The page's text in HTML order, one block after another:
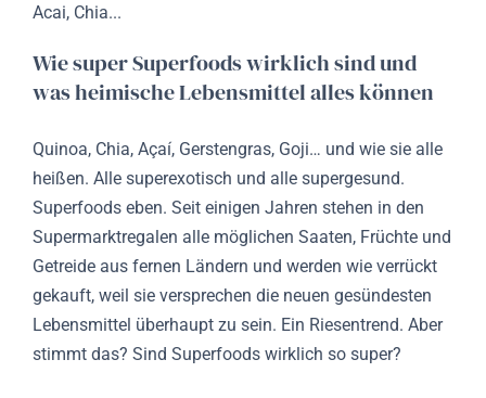
Wie super Superfoods wirklich sind und
was heimische Lebensmittel alles können
Quinoa, Chia, Açaí, Gerstengras, Goji… und wie sie alle
heißen. Alle superexotisch und alle supergesund.
Superfoods eben. Seit einigen Jahren stehen in den
Supermarktregalen alle möglichen Saaten, Früchte und
Getreide aus fernen Ländern und werden wie verrückt
gekauft, weil sie versprechen die neuen gesündesten
Lebensmittel überhaupt zu sein. Ein Riesentrend. Aber
stimmt das? Sind Superfoods wirklich so super?